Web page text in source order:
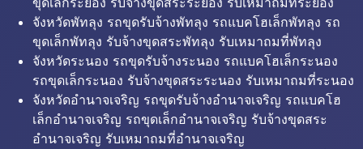
จังหวัดพัทลุง รถขุดรับจ้างพัทลุง รถแบคโฮเล็กพัทลุง รถ
ขุดเล็กพัทลุง รับจ้างขุดสระพัทลุง รับเหมาถมที่พัทลุง
จังหวัดระนอง รถขุดรับจ้างระนอง รถแบคโฮเล็กระนอง
รถขุดเล็กระนอง รับจ้างขุดสระระนอง รับเหมาถมที่ระนอง
จังหวัดอำนาจเจริญ รถขุดรับจ้างอำนาจเจริญ รถแบคโฮ
เล็กอำนาจเจริญ รถขุดเล็กอำนาจเจริญ รับจ้างขุดสระ
อำนาจเจริญ รับเหมาถมที่อำนาจเจริญ